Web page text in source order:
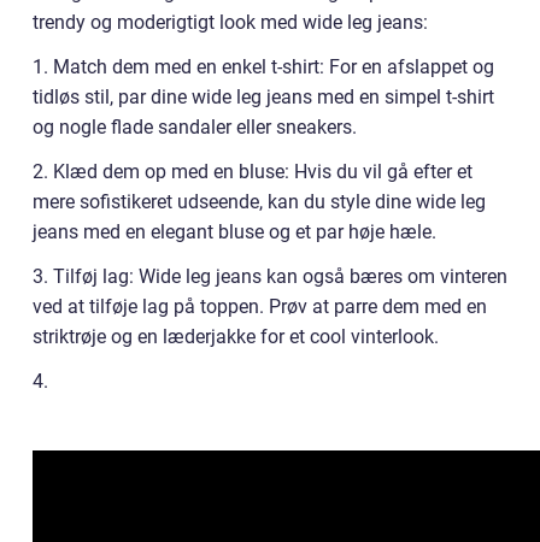
trendy og moderigtigt look med wide leg jeans:
1. Match dem med en enkel t-shirt: For en afslappet og
tidløs stil, par dine wide leg jeans med en simpel t-shirt
og nogle flade sandaler eller sneakers.
2. Klæd dem op med en bluse: Hvis du vil gå efter et
mere sofistikeret udseende, kan du style dine wide leg
jeans med en elegant bluse og et par høje hæle.
3. Tilføj lag: Wide leg jeans kan også bæres om vinteren
ved at tilføje lag på toppen. Prøv at parre dem med en
striktrøje og en læderjakke for et cool vinterlook.
4.